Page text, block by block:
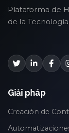
Plataforma de
de la Tecnología
Giải pháp
Creación de